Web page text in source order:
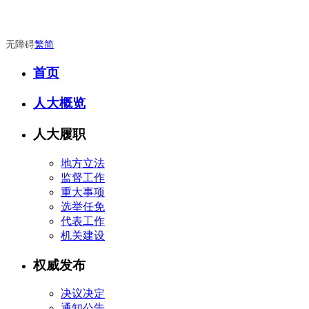
无障碍繁简
首页
人大概览
人大履职
地方立法
监督工作
重大事项
选举任免
代表工作
机关建设
权威发布
决议决定